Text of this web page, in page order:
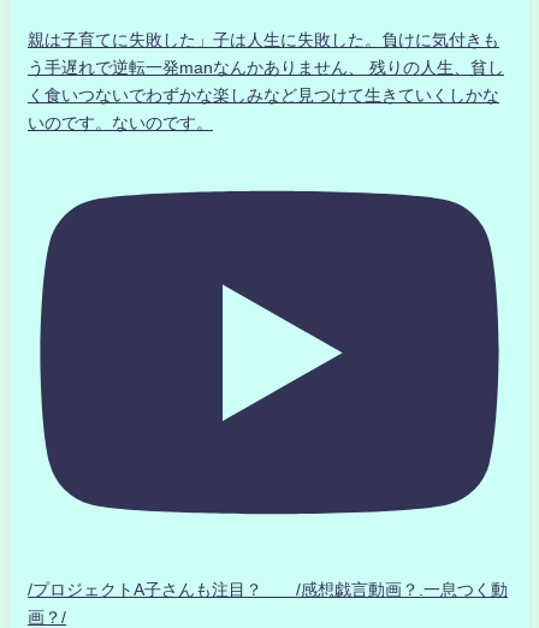
親は子育てに失敗した」子は人生に失敗した。負けに気付きも
う手遅れで逆転一発manなんかありません、 残りの人生、貧し
く食いつないでわずかな楽しみなど見つけて生きていくしかな
いのです。ないのです。
/プロジェクトA子さんも注目？ /感想戯言動画？.一息つく動
画？/